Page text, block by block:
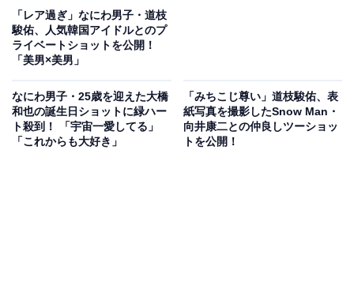
「レア過ぎ」なにわ男子・道枝
駿佑、人気韓国アイドルとのプ
ライベートショットを公開！
「美男×美男」
なにわ男子・25歳を迎えた大橋
和也の誕生日ショットに緑ハー
ト殺到！ 「宇宙一愛してる」
「これからも大好き」
「みちこじ尊い」道枝駿佑、表
紙写真を撮影したSnow Man・
向井康二との仲良しツーショッ
トを公開！